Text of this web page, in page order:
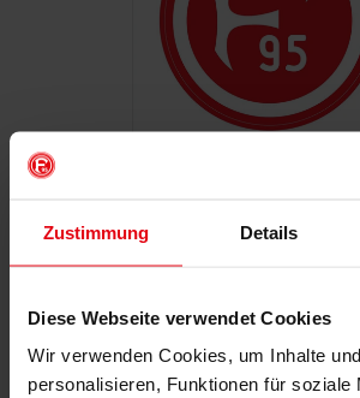
Zustimmung Details
Diese Webseite verwendet Cookies
Wir verwenden Cookies, um Inhalte
personalisieren, Funktionen für soziale
IN DEN WARENKORB